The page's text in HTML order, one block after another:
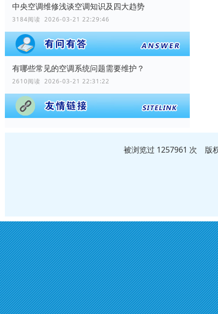
中央空调维修浅谈空调知识及四大趋势
3184阅读 2026-03-21 22:29:46
有哪些常见的空调系统问题需要维护？
2610阅读 2026-03-21 22:31:22
被浏览过 1257961 次 版